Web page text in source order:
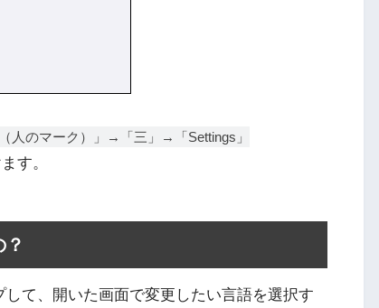
（人のマーク）」→「三」→「Settings」
す。
て、開いた画面で変更したい言語を選択す